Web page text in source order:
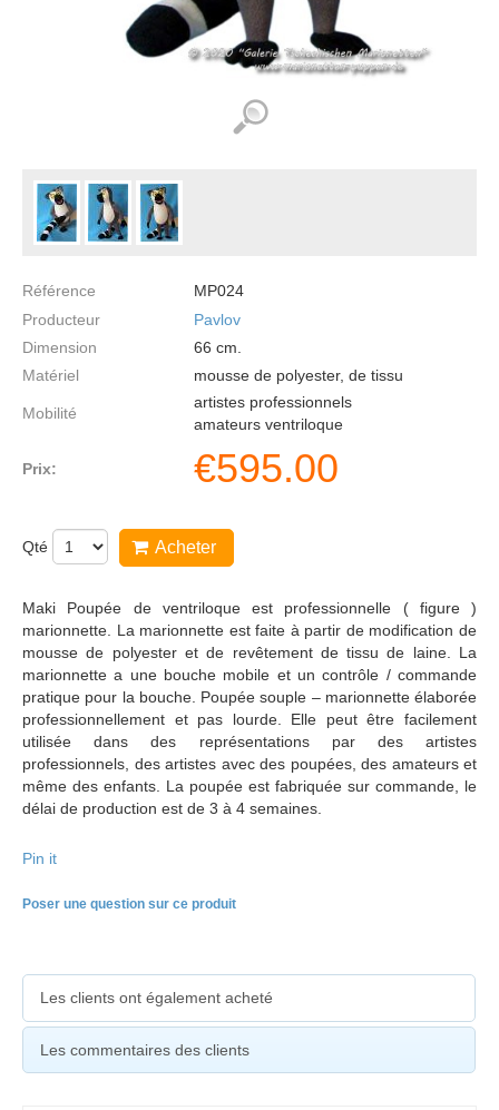
Référence
MP024
Producteur
Pavlov
Dimension
66 cm.
Matériel
mousse de polyester, de tissu
Mobilité
artistes professionnels
amateurs ventriloque
Prix: €595.00
Qté Acheter
Maki Poupée de ventriloque est professionnelle ( figure )
marionnette. La marionnette est faite à partir de modification de
mousse de polyester et de revêtement de tissu de laine. La
marionnette a une bouche mobile et un contrôle / commande
pratique pour la bouche. Poupée souple – marionnette élaborée
professionnellement et pas lourde. Elle peut être facilement
utilisée dans des représentations par des artistes
professionnels, des artistes avec des poupées, des amateurs et
même des enfants. La poupée est fabriquée sur commande, le
délai de production est de 3 à 4 semaines.
Pin it
Poser une question sur ce produit
Les clients ont également acheté
Les commentaires des clients